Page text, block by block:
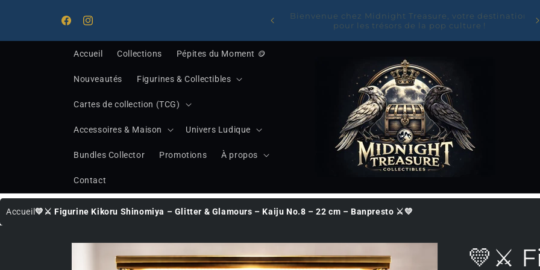
FacebookInstagram
Bienvenue chez Midnight Treasure, votre destination
pour les trésors de la pop culture !
offerts sur votre première commande avec le code
BIENVENUE10✨
Accueil Collections Pépites du Moment 🪙
Nouveautés Figurines & Collectibles
Cartes de collection (TCG)
Accessoires & Maison Univers Ludique
Bundles Collector Promotions À propos
Contact
Accueil💛⚔️ Figurine Kikoru Shinomiya – Glitter & Glamours – Kaiju No.8 – 22 cm – Banpresto ⚔️💛
💛⚔️